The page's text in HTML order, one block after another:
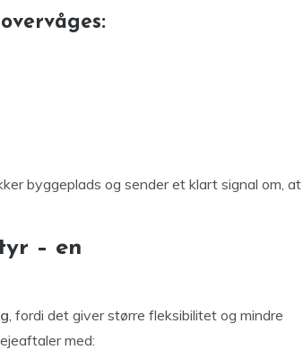
byggeplads og sender et klart signal om, at
– en
, fordi det giver større fleksibilitet og mindre
med: